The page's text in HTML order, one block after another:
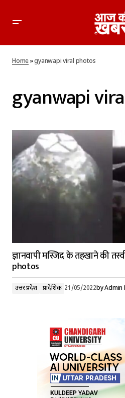
Home»gyanwapi viral photos
gyanwapi
ज्ञानवापी मस्जिद के तहखाने की
photos
उत्तर प्रदेश प्रादेशिक 21/05/2022byAdmin